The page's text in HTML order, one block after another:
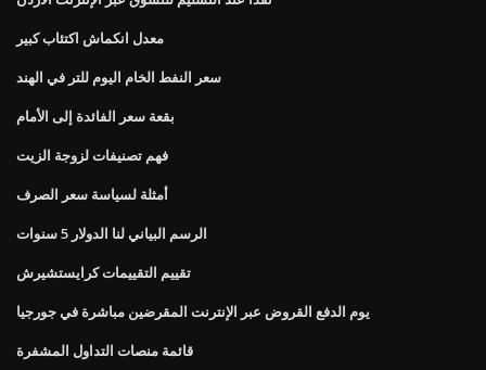
معدل انكماش اكتئاب كبير
سعر النفط الخام اليوم للتر في الهند
بقعة سعر الفائدة إلى الأمام
فهم تصنيفات لزوجة الزيت
أمثلة لسياسة سعر الصرف
الرسم البياني لنا الدولار 5 سنوات
تقييم التقييمات كرايستشيرش
يوم الدفع القروض عبر الإنترنت المقرضين مباشرة في جورجيا
قائمة منصات التداول المشفرة